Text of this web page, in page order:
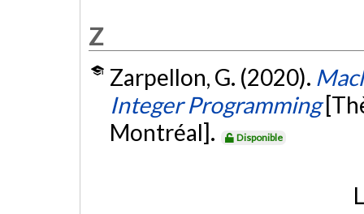
Z
Zarpellon, G. (2020).
Integer Programming
Montréal].
Disponible